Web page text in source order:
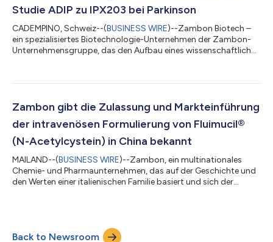
Studie ADIP zu IPX203 bei Parkinson
CADEMPINO, Schweiz--(BUSINESS WIRE)--Zambon Biotech –
ein spezialisiertes Biotechnologie-Unternehmen der Zambon-
Unternehmensgruppe, das den Aufbau eines wissenschaftlich
bekannt, dass der erste Teilnehmer mit fortgeschrittener
(IPX203 bei fortgeschrittener Parkinson-Krankheit)
eingeschlossen wurde. Diese Phase-3-...
Zambon gibt die Zulassung und Markteinführung
der intravenösen Formulierung von Fluimucil®
(N-Acetylcystein) in China bekannt
MAILAND--(BUSINESS WIRE)--Zambon, ein multinationales
Chemie- und Pharmaunternehmen, das auf der Geschichte und
den Werten einer italienischen Familie basiert und sich der
Markteinführung der intravenösen (IV) Formulierung von
Fluimucil® (N-Acetylcystein) in China bekannt. Dieser
Back to Newsroom